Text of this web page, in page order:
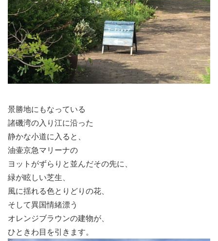
景勝地にもなっている
諸磯湾の入り江に沿った
静かな小道に入ると、
油壷京急マリーナの
ヨットがずらりと並んだその先に、
緑が眩しい芝生、
風に揺れる色とりどりの花、
そして異国情緒漂う
オレンジブラウンの建物が、
ひときわ目を引きます。